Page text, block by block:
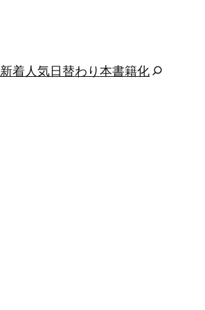
新着人気日替わり本書籍化